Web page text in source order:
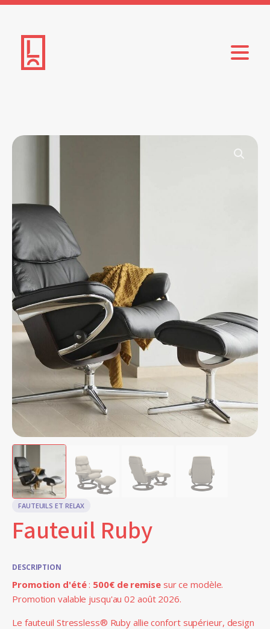
FAUTEUILS ET RELAX
Fauteuil Ruby
DESCRIPTION
Promotion d'été: 500€ de remisesur ce modèle.
Promotion valable jusqu'au 02 août 2026.
Le fauteuil Stressless® Ruby allie confort supérieur, design